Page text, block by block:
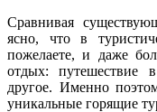
Сравнивая
ясно, что в
пожелаете, и даже
отдых: путешествие
другое. Именно
уникальные горящие